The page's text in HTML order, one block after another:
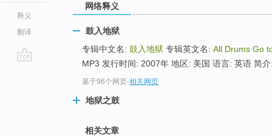
释义
翻译
网络释义
鼓入地狱
专辑中文名: 鼓入地狱 专辑英文名: All Drums Go
MP3 发行时间: 2007年 地区: 美国 语言: 英语 简
基于96个网页-相关网页
地狱之鼓
相关文章